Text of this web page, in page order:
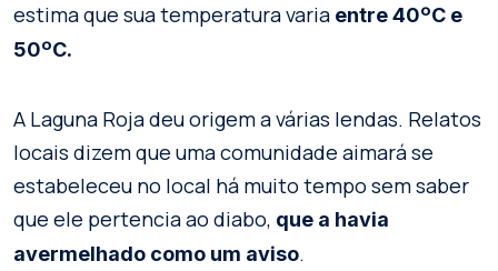
estima que sua temperatura varia entre 40ºC e
50ºC.
A Laguna Roja deu origem a várias lendas. Relatos
locais dizem que uma comunidade aimará se
estabeleceu no local há muito tempo sem saber
que ele pertencia ao diabo, que a havia
avermelhado como um aviso.